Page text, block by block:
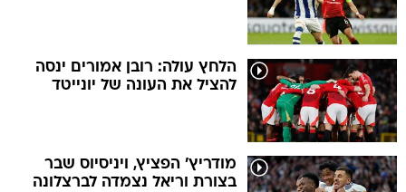
הלחץ עולה: רובן אמורים ינסה
להציל את העונה של יונייטד
מודריץ' הפציץ, ויניסיוס שבר
בצורת וריאל נצמדה לברצלונה